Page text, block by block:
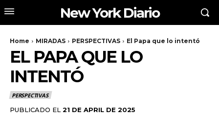
New York Diario
Home MIRADAS PERSPECTIVAS El Papa que lo intentó
EL PAPA QUE LO
INTENTÓ
PERSPECTIVAS
PUBLICADO EL 21 DE APRIL DE 2025